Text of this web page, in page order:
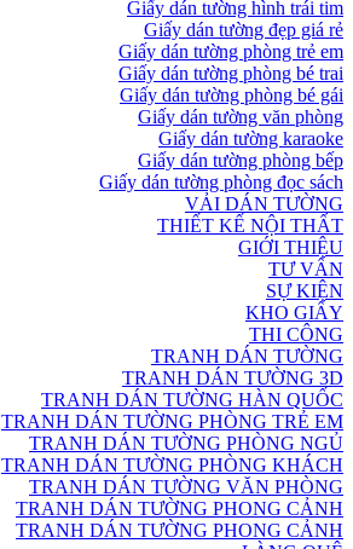
Giấy dán tường hình trái tim
Giấy dán tường đẹp giá rẻ
Giấy dán tường phòng trẻ em
Giấy dán tường phòng bé trai
Giấy dán tường phòng bé gái
Giấy dán tường văn phòng
Giấy dán tường karaoke
Giấy dán tường phòng bếp
Giấy dán tường phòng đọc sách
VẢI DÁN TƯỜNG
THIẾT KẾ NỘI THẤT
GIỚI THIỆU
TƯ VẤN
SỰ KIỆN
KHO GIẤY
THI CÔNG
TRANH DÁN TƯỜNG
TRANH DÁN TƯỜNG 3D
TRANH DÁN TƯỜNG HÀN QUỐC
TRANH DÁN TƯỜNG PHÒNG TRẺ EM
TRANH DÁN TƯỜNG PHÒNG NGỦ
TRANH DÁN TƯỜNG PHÒNG KHÁCH
TRANH DÁN TƯỜNG VĂN PHÒNG
TRANH DÁN TƯỜNG PHONG CẢNH
TRANH DÁN TƯỜNG PHONG CẢNH